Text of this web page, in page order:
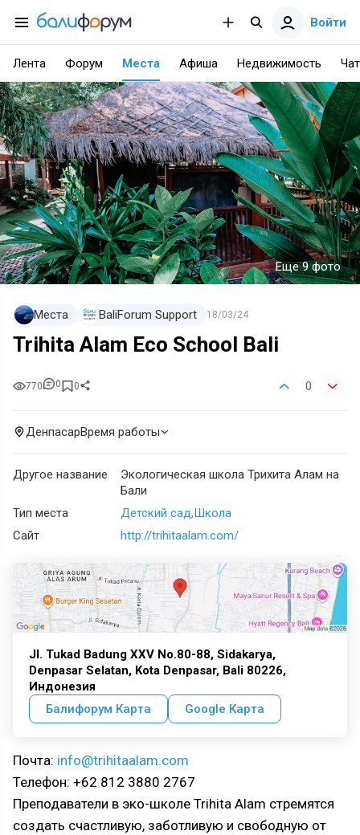
Войти
Лента Форум Места Афиша Недвижимость Чат
Еще 9 фото
Места BaliForum Support 18/03/24
Trihita Alam Eco School Bali
770 0 0 0
ДенпасарВремя работы
Другое название
Экологическая школа Трихита Алам на
Бали
Тип места
Детский сад Школа
Сайт
http://trihitaalam.com/
Jl. Tukad Badung XXV No.80-88, Sidakarya,
Denpasar Selatan, Kota Denpasar, Bali 80226,
Индонезия
Балифорум Карта
Google Карта
Почта: info@trihitaalam.com
Телефон: +62 812 3880 2767
Преподаватели в эко-школе Trihita Alam стремятся
создать счастливую, заботливую и свободную от